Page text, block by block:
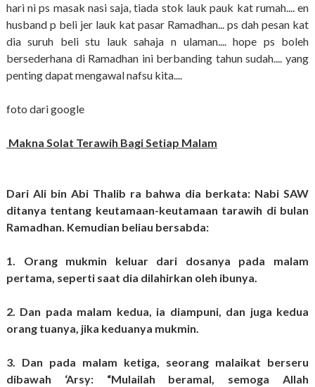
hari ni ps masak nasi saja, tiada stok lauk pauk kat rumah.... en
husband p beli jer lauk kat pasar Ramadhan... ps dah pesan kat
dia suruh beli stu lauk sahaja n ulaman.... hope ps boleh
bersederhana di Ramadhan ini berbanding tahun sudah.... yang
penting dapat mengawal nafsu kita....
foto dari google
Makna Solat Terawih Bagi Setiap Malam
Dari Ali bin Abi Thalib ra bahwa dia berkata: Nabi SAW
ditanya tentang keutamaan-keutamaan tarawih di bulan
Ramadhan. Kemudian beliau bersabda:
1. Orang mukmin keluar dari dosanya pada malam
pertama, seperti saat dia dilahirkan oleh ibunya.
2. Dan pada malam kedua, ia diampuni, dan juga kedua
orang tuanya, jika keduanya mukmin.
3. Dan pada malam ketiga, seorang malaikat berseru
dibawah ‘Arsy: “Mulailah beramal, semoga Allah